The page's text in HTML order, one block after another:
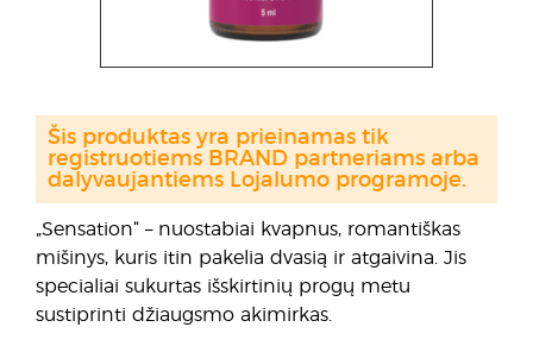
„Sensation“ – nuostabiai kvapnus, romantiškas
mišinys, kuris itin pakelia dvasią ir atgaivina. Jis
specialiai sukurtas išskirtinių progų metu
sustiprinti džiaugsmo akimirkas.
Šis produktas yra prieinamas tik
registruotiems BRAND partneriams arba
dalyvaujantiems Lojalumo programoje.